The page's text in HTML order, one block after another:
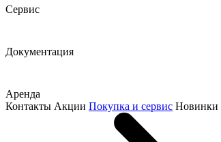
Сервис
Документация
Аренда
Контакты Акции Покупка и сервис Новинки